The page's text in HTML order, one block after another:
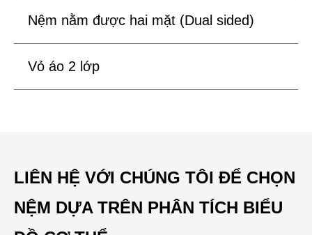
Nệm nằm được hai mặt (Dual sided)
Vỏ áo 2 lớp
LIÊN HỆ VỚI CHÚNG TÔI ĐỂ CHỌN
NỆM DỰA TRÊN PHÂN TÍCH BIỂU